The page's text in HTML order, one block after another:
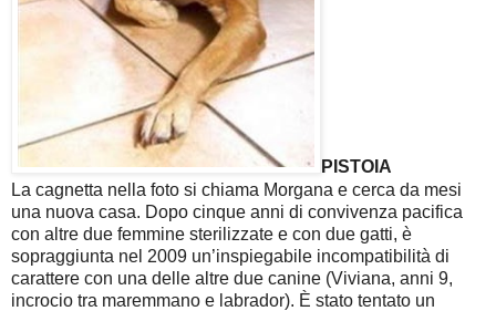
PISTOIA
La cagnetta nella foto si chiama Morgana e cerca da mesi
una nuova casa. Dopo cinque anni di convivenza pacifica
con altre due femmine sterilizzate e con due gatti, è
sopraggiunta nel 2009 un’inspiegabile incompatibilità di
carattere con una delle altre due canine (Viviana, anni 9,
incrocio tra maremmano e labrador). È stato tentato un